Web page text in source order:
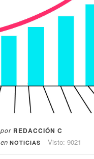
por REDACCIÓN C
en NOTICIAS Visto: 9021